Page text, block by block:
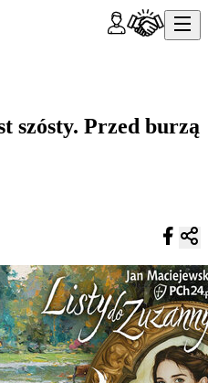
szósty. Przed burzą